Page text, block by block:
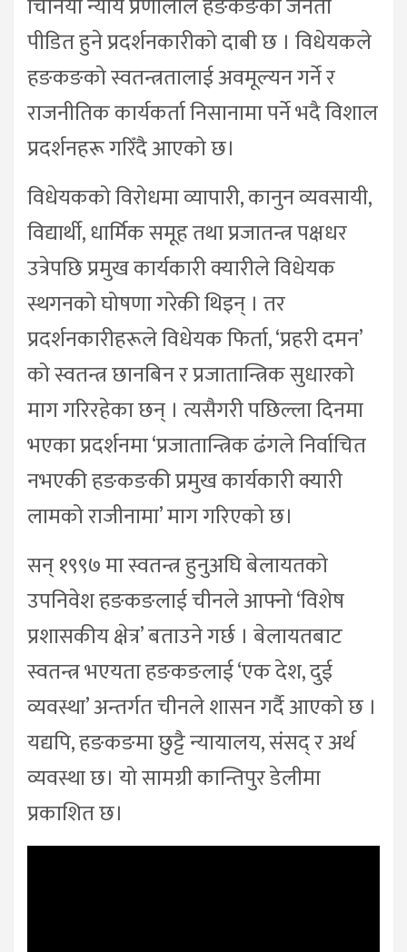
चिनियाँ न्याय प्रणालीले हङकङका जनता
पीडित हुने प्रदर्शनकारीको दाबी छ । विधेयकले
हङकङको स्वतन्त्रतालाई अवमूल्यन गर्ने र
राजनीतिक कार्यकर्ता निसानामा पर्ने भदै विशाल
प्रदर्शनहरू गरिँदै आएको छ।
विधेयकको विरोधमा व्यापारी, कानुन व्यवसायी,
विद्यार्थी, धार्मिक समूह तथा प्रजातन्त्र पक्षधर
उत्रेपछि प्रमुख कार्यकारी क्यारीले विधेयक
स्थगनको घोषणा गरेकी थिइन् । तर
प्रदर्शनकारीहरूले विधेयक फिर्ता, ‘प्रहरी दमन’
को स्वतन्त्र छानबिन र प्रजातान्त्रिक सुधारको
माग गरिरहेका छन् । त्यसैगरी पछिल्ला दिनमा
भएका प्रदर्शनमा ‘प्रजातान्त्रिक ढंगले निर्वाचित
नभएकी हङकङकी प्रमुख कार्यकारी क्यारी
लामको राजीनामा’ माग गरिएको छ।
सन् १९९७ मा स्वतन्त्र हुनुअघि बेलायतको
उपनिवेश हङकङलाई चीनले आफ्नो ‘विशेष
प्रशासकीय क्षेत्र’ बताउने गर्छ । बेलायतबाट
स्वतन्त्र भएयता हङकङलाई ‘एक देश, दुई
व्यवस्था’ अन्तर्गत चीनले शासन गर्दै आएको छ ।
यद्यपि, हङकङमा छुट्टै न्यायालय, संसद् र अर्थ
व्यवस्था छ। यो सामग्री कान्तिपुर डेलीमा
प्रकाशित छ।